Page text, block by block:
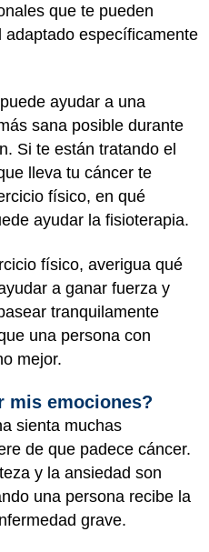
que te pueden
específicamente
ayudar a una
sana posible durante
Si te están tratando el
lleva tu cáncer te
físico, en qué
ayudar la fisioterapia.
físico, averigua qué
a ganar fuerza y
tranquilamente
una persona con
mejor.
mis emociones?
sienta muchas
de que padece cáncer.
y la ansiedad son
una persona recibe la
grave.